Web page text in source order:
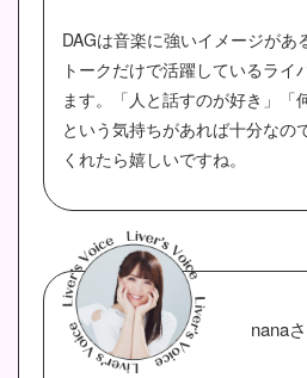
DAGは音楽に強いイメージがあ
トークだけで活躍しているライ
ます。「人と話すのが好き」「
という気持ちがあれば十分なの
くれたら嬉しいですね。
nana